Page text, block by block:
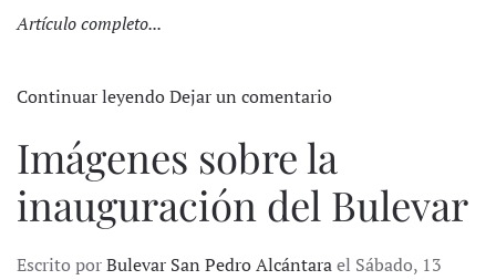
Artículo completo...
Continuar leyendoDejar un comentario
Imágenes sobre la
inauguración del Bulevar
Escrito porBulevar San Pedro Alcántarael Sábado, 13